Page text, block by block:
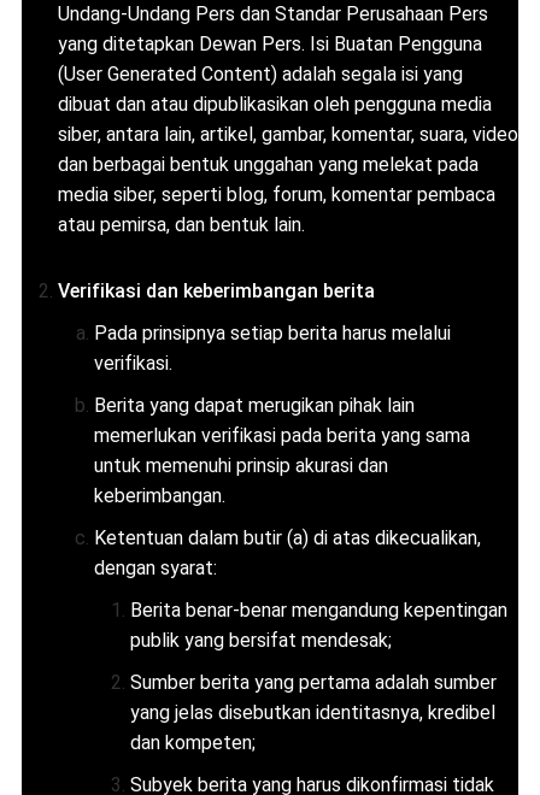
Undang-Undang Pers dan Standar Perusahaan Pers
yang ditetapkan Dewan Pers. Isi Buatan Pengguna
(User Generated Content) adalah segala isi yang
dibuat dan atau dipublikasikan oleh pengguna media
siber, antara lain, artikel, gambar, komentar, suara, video
dan berbagai bentuk unggahan yang melekat pada
media siber, seperti blog, forum, komentar pembaca
atau pemirsa, dan bentuk lain.
Verifikasi dan keberimbangan berita
Pada prinsipnya setiap berita harus melalui
verifikasi.
Berita yang dapat merugikan pihak lain
memerlukan verifikasi pada berita yang sama
untuk memenuhi prinsip akurasi dan
keberimbangan.
Ketentuan dalam butir (a) di atas dikecualikan,
dengan syarat:
Berita benar-benar mengandung kepentingan
publik yang bersifat mendesak;
Sumber berita yang pertama adalah sumber
yang jelas disebutkan identitasnya, kredibel
dan kompeten;
Subyek berita yang harus dikonfirmasi tidak